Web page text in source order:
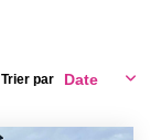
Trier par